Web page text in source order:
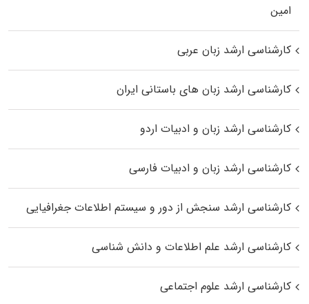
اﻣﻴﻦ
کارشناسی ارشد زبان عربی
کارشناسی ارشد زبان‌ های باستانی ایران
کارشناسی ارشد زبان و ادبیات اردو
کارشناسی ارشد زبان و ادبیات فارسی
کارشناسی ارشد سنجش از دور و سیستم اطلاعات جغرافیایی
کارشناسی ارشد علم اطلاعات و دانش شناسی
کارشناسی ارشد علوم اجتماعی